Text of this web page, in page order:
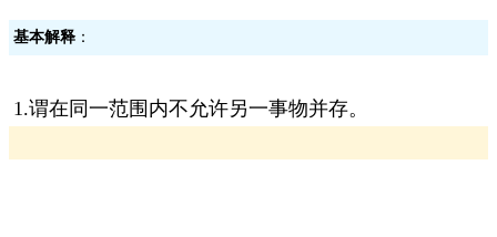
基本解释 ：
1.谓在同一范围内不允许另一事物并存。